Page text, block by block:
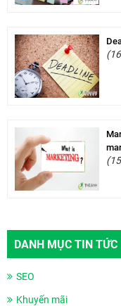
DANH MỤC TIN TỨC
SEO
Khuyến mãi